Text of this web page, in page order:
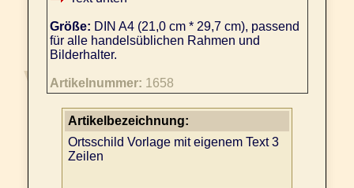
Größe: DIN A4 (21,0 cm * 29,7 cm), passend
für alle handelsüblichen Rahmen und
Bilderhalter.
Artikelnummer: 1658
Artikelbezeichnung:
Ortsschild Vorlage mit eigenem Text 3
Zeilen